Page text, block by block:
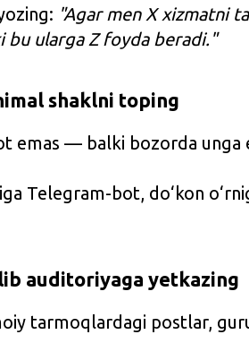
"Agar men X xizmatni
bu ularga Z foyda beradi."
shaklni toping
emas — balki bozorda unga
Telegram-bot, do‘kon
auditoriyaga yetkazing
tarmoqlardagi postlar,